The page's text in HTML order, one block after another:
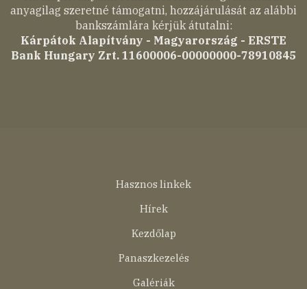
anyagilag szeretné támogatni, hozzájárulását az alábbi
bankszámlára kérjük átutalni:
Kárpátok Alapítvány - Magyarország - ERSTE
Bank Hungary Zrt. 11600006-00000000-78910845
Hasznos linkek
Hírek
Kezdőlap
Panaszkezelés
Galériák